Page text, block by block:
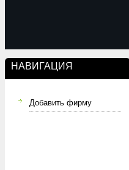
НАВИГАЦИЯ
Добавить фирму